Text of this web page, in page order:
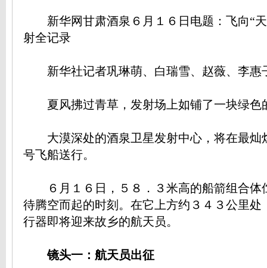
新华网甘肃酒泉６月１６日电题：飞向“天
射全记录
新华社记者巩琳萌、白瑞雪、赵薇、李惠
夏风拂过青草，发射场上如铺了一块绿色
大漠深处的酒泉卫星发射中心，将在最灿
号飞船送行。
６月１６日，５８．３米高的船箭组合体
待腾空而起的时刻。在它上方约３４３公里处
行器即将迎来故乡的航天员。
镜头一：航天员出征